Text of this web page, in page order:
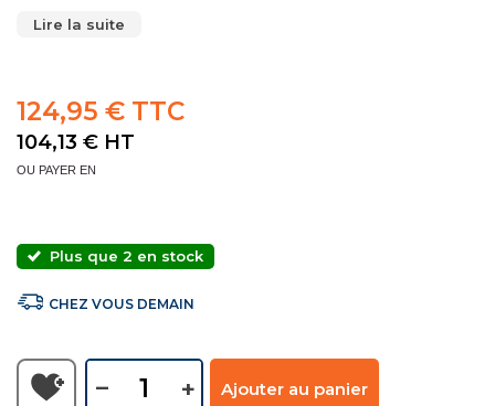
Lire la suite
124,95 € TTC
104,13 € HT
OU PAYER EN
Plus que 2 en stock
CHEZ VOUS DEMAIN
– + Ajouter au panier